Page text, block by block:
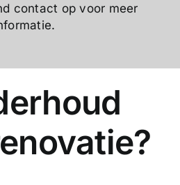
contact op voor meer